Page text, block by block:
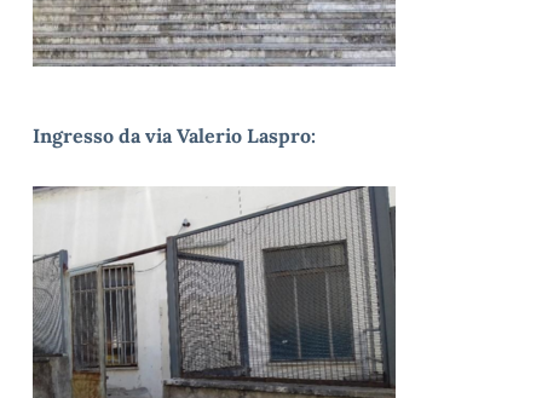
Ingresso da via Valerio Laspro: